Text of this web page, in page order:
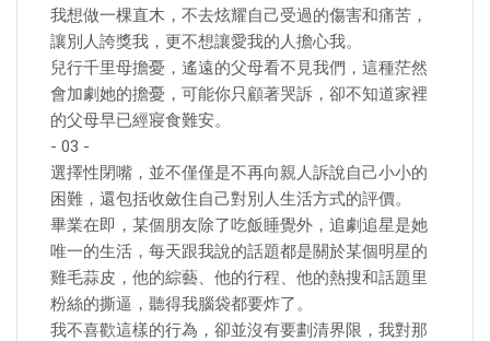
我想做一棵直木，不去炫耀自己受過的傷害和痛苦，
讓別人誇獎我，更不想讓愛我的人擔心我。
兒行千里母擔憂，遙遠的父母看不見我們，這種茫然
會加劇她的擔憂，可能你只顧著哭訴，卻不知道家裡
的父母早已經寢食難安。
- 03 -
選擇性閉嘴，並不僅僅是不再向親人訴說自己小小的
困難，還包括收斂住自己對別人生活方式的評價。
畢業在即，某個朋友除了吃飯睡覺外，追劇追星是她
唯一的生活，每天跟我說的話題都是關於某個明星的
雞毛蒜皮，他的綜藝、他的行程、他的熱搜和話題里
粉絲的撕逼，聽得我腦袋都要炸了。
我不喜歡這樣的行為，卻並沒有要劃清界限，我對那